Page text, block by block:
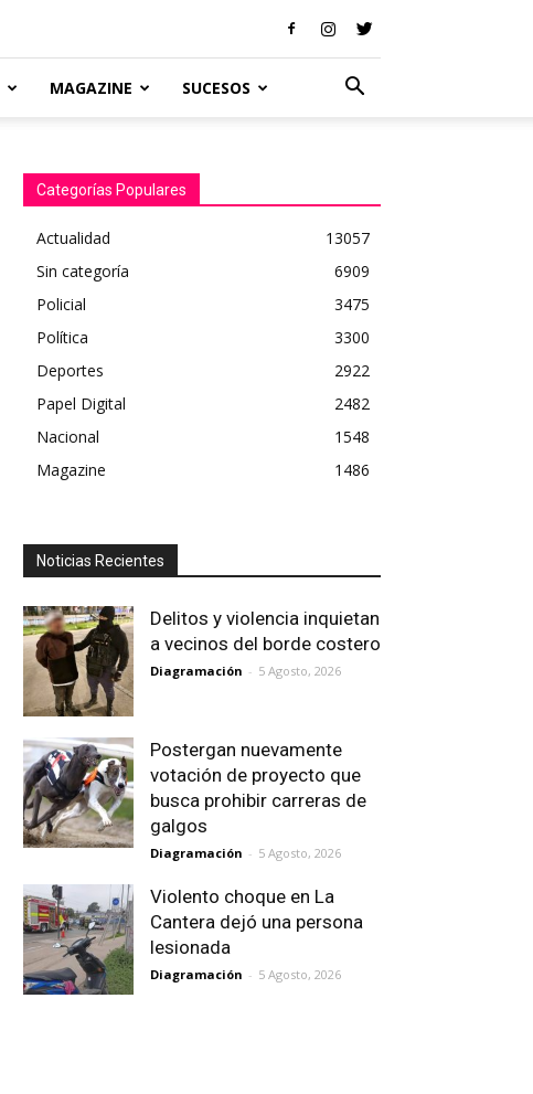
MAGAZINE SUCESOS
Categorías Populares
Actualidad
13057
Sin categoría
6909
Policial
3475
Política
3300
Deportes
2922
Papel Digital
2482
Nacional
1548
Magazine
1486
Noticias Recientes
Delitos y violencia inquietan
a vecinos del borde costero
Diagramación - 5 Agosto, 2026
Postergan nuevamente
votación de proyecto que
busca prohibir carreras de
galgos
Diagramación - 5 Agosto, 2026
Violento choque en La
Cantera dejó una persona
lesionada
Diagramación - 5 Agosto, 2026